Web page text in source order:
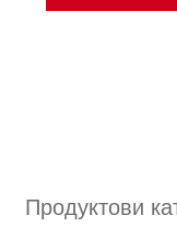
Продуктови